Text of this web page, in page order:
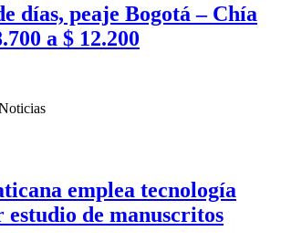
días, peaje Bogotá – Chía
a $ 12.200
emplea tecnología
de manuscritos